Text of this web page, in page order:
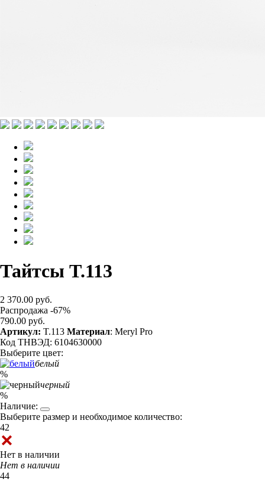
Тайтсы T.113
2 370.00 руб.
Распродажа -67%
790.00 руб.
Артикул: T.113 Материал: Meryl Pro
Код ТНВЭД: 6104630000
Выберите цвет:
белый
%
черный
%
Наличие:
Выберите размер и необходимое количество:
42
Нет в наличии
Нет в наличии
44